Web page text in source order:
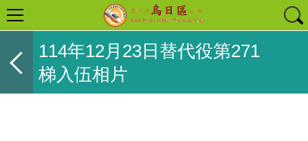
114年12月23日替代役第271
梯入伍相片